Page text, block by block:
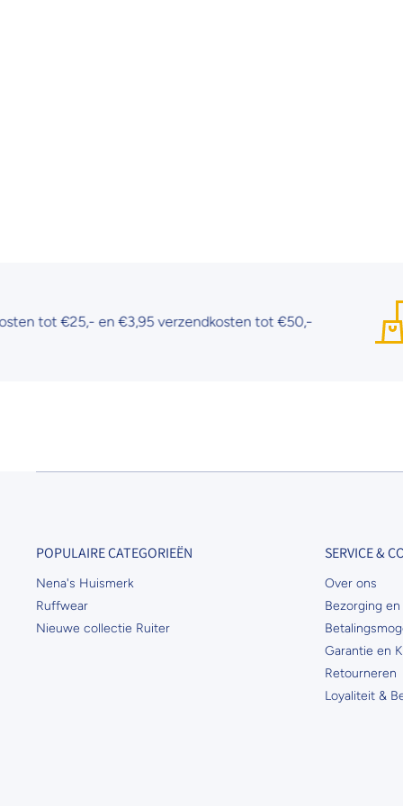
€25,- en €3,95 verzendkosten tot €50,-
POPULAIRE CATEGORIEËN
Nena's Huismerk
Ruffwear
Nieuwe collectie Ruiter
SERVICE &
Over ons
Bezorging
Garantie en
Retourneren
Loyaliteit &